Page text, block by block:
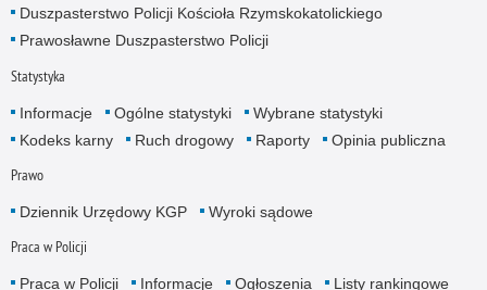
Duszpasterstwo Policji Kościoła Rzymskokatolickiego
Prawosławne Duszpasterstwo Policji
Statystyka
Informacje Ogólne statystyki
Wybrane statystyki
Kodeks karny
Ruch drogowy Raporty Opinia publiczna
Prawo
Dziennik Urzędowy KGP Wyroki sądowe
Praca w Policji
Praca w Policji Informacje Ogłoszenia
Listy rankingowe